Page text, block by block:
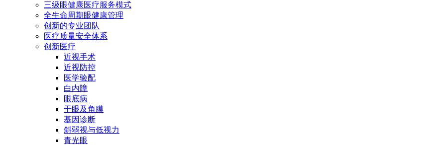
三级眼健康医疗服务模式
全生命周期眼健康管理
创新的专业团队
医疗质量安全体系
创新医疗
近视手术
近视防控
医学验配
白内障
眼底病
干眼及角膜
基因诊断
斜弱视与低视力
青光眼